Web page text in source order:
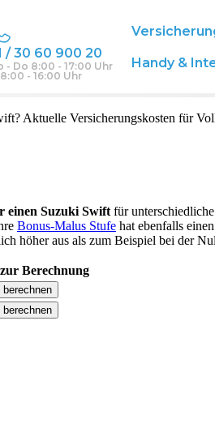
/ 30 60 900 20
- Do 8:00 - 17:00 Uhr
8:00 - 16:00 Uhr
Handy &
? Aktuelle Versicherungskosten für
einen Suzuki Swift für
Bonus-Malus Stufe hat ebenfalls
höher aus als zum Beispiel bei der
Berechnung